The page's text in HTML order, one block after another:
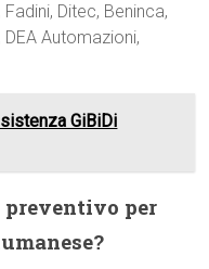
Fadini, Ditec, Beninca,
Automazioni,
GiBiDi
preventivo per